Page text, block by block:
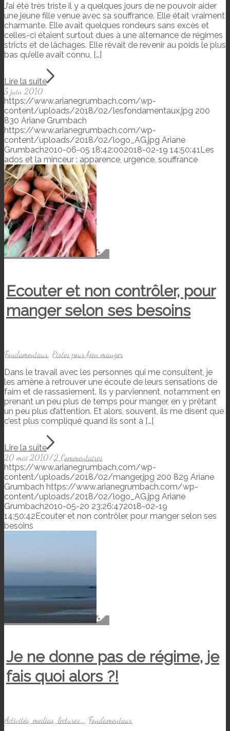
J’ai été très triste il y a quelques jours de ne pouvoir aider
une jeune fille venue avec sa souffrance. Elle était vraiment
charmante. Elle avait quelques rondeurs sans excès et
celles-ci étaient surtout dues à une alternance de régimes
stricts et de lâchages. Elle rêvait de revenir au poids le plus
bas qu’elle avait connu, […]
Lire la suite
5 juin 2010
https://www.arianegrumbach.com/wp-
content/uploads/2018/02/lesfondamentaux.jpg 200
830 Ariane Grumbach
https://www.arianegrumbach.com/wp-
content/uploads/2018/02/logo_AG.jpg Ariane
Grumbach2010-06-05 18:42:002018-02-19 14:50:41Les
ados et la minceur : apparence, urgence, souffrance
Ecouter et non contrôler, pour
manger selon ses besoins
Fondamentaux Pistes pour bien manger
Dans le travail avec les personnes qui me consultent, je
les amène à retrouver une écoute de leurs sensations de
faim et de rassasiement. Ils y parviennent, notamment en
prenant un peu plus de temps pour manger, en y prêtant
un peu plus d’attention. Et alors, souvent, ils me disent que
c’est plus compliqué quand ils sont à […]
Lire la suite
20 mai 2010/2 Commentaires
https://www.arianegrumbach.com/wp-
content/uploads/2018/02/manger.jpg 200 829 Ariane
Grumbach https://www.arianegrumbach.com/wp-
content/uploads/2018/02/logo_AG.jpg Ariane
Grumbach2010-05-20 23:26:472018-02-19
14:50:42Ecouter et non contrôler, pour manger selon ses
besoins
Je ne donne pas de régime, je
fais quoi alors ?!
Activités, medias, lectures..., Fondamentaux